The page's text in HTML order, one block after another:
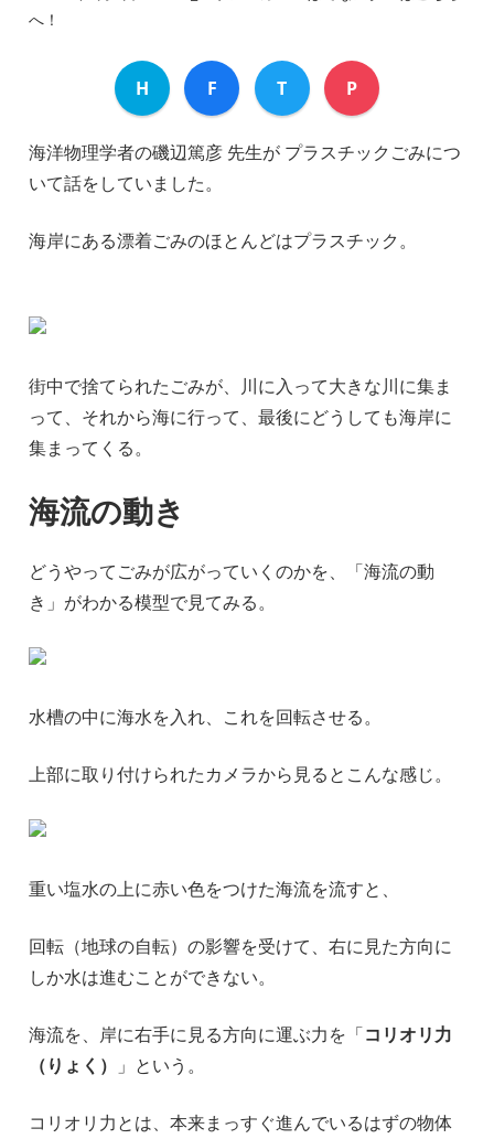
へ！
H F T P
海洋物理学者の磯辺篤彦 先生が プラスチックごみにつ
いて話をしていました。
海岸にある漂着ごみのほとんどはプラスチック。
街中で捨てられたごみが、川に入って大きな川に集ま
って、それから海に行って、最後にどうしても海岸に
集まってくる。
海流の動き
どうやってごみが広がっていくのかを、「海流の動
き」がわかる模型で見てみる。
水槽の中に海水を入れ、これを回転させる。
上部に取り付けられたカメラから見るとこんな感じ。
重い塩水の上に赤い色をつけた海流を流すと、
回転（地球の自転）の影響を受けて、右に見た方向に
しか水は進むことができない。
海流を、岸に右手に見る方向に運ぶ力を「コリオリ力
（りょく）
」という。
コリオリ力とは、本来まっすぐ進んでいるはずの物体